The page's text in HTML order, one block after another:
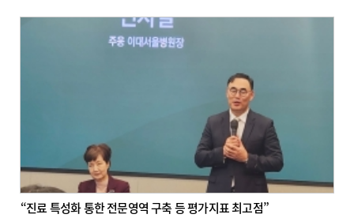
“진료 특성화 통한 전문영역 구축 등 평가지표 최고점”